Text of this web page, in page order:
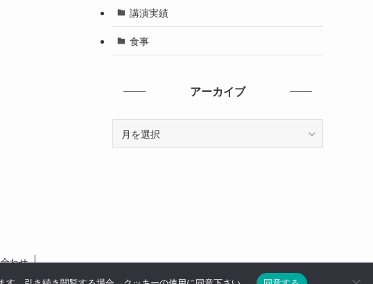
講演実績
食事
アーカイブ
わせ